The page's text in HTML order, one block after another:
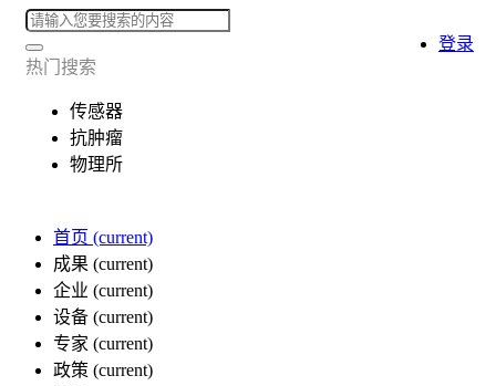
热门搜索
传感器
抗肿瘤
物理所
首页 (current)
成果 (current)
企业 (current)
设备 (current)
专家 (current)
政策 (current)
登录